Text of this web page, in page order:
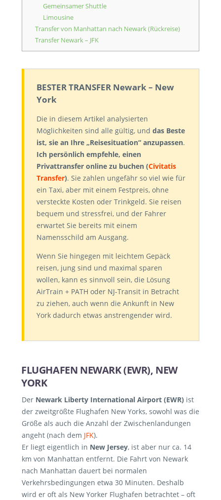
Gemeinsamer Shuttle
Limousine
Transfer von Manhattan nach Newark (Rückreise)
Transfer Newark – JFK
BESTER TRANSFER Newark – New
York
Die in diesem Artikel analysierten
Möglichkeiten sind alle gültig, unddas Beste
ist, sie an Ihre „Reisesituation“ anzupassen.
Ich persönlich empfehle, einen
Privattransfer online zu buchen (Civitatis
Transfer). Sie zahlen ungefähr so viel wie für
ein Taxi, aber mit einem Festpreis, ohne
versteckte Kosten oder Trinkgeld. Sie reisen
bequem und stressfrei, und der Fahrer
erwartet Sie bereits mit einem
Namensschild am Ausgang.
Wenn Sie hingegen mit leichtem Gepäck
reisen, jung sind und maximal sparen
wollen, kann es sinnvoll sein, die Lösung
AirTrain + PATH oder NJ-Transit in Betracht
zu ziehen, auch wenn die Ankunft in New
York dadurch etwas anstrengender wird.
FLUGHAFEN NEWARK (EWR), NEW
YORK
Der Newark Liberty International Airport (EWR) ist
der zweitgrößte Flughafen New Yorks, sowohl was die
Größe als auch die Anzahl der Zwischenlandungen
angeht (nach dem JFK).
Er liegt eigentlich in New Jersey, ist aber nur ca. 14
km von Manhattan entfernt. Die Fahrt von Newark
nach Manhattan dauert bei normalen
Verkehrsbedingungen etwa 30 Minuten. Deshalb
wird er oft als New Yorker Flughafen betrachtet – oft